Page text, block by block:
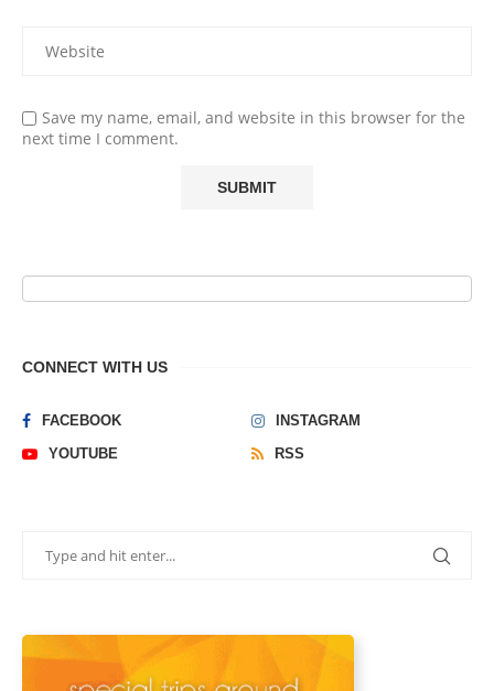
Save my name, email, and website in this browser for the
next time I comment.
CONNECT WITH US
FACEBOOK
INSTAGRAM
YOUTUBE
RSS